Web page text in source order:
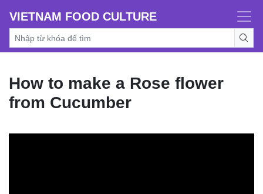
VIETNAM FOOD CULTURE
How to make a Rose flower
from Cucumber